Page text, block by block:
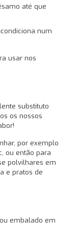
até que
num
usar nos
substituto
os nossos
por exemplo
ou então para
polvilhares em
e pratos de
embalado em